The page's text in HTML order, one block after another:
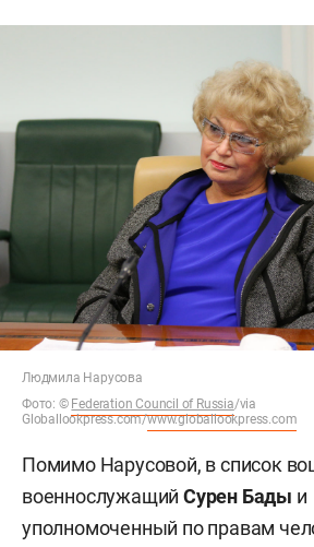
Людмила Нарусова
Фото: © Federation Council of Russia/via
Globallookpress.com/www.globallookpress.com
Помимо Нарусовой, в список
военнослужащийСурен Бады и
уполномоченный по правам